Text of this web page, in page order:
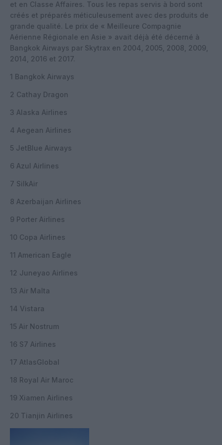
et en Classe Affaires. Tous les repas servis à bord sont
créés et préparés méticuleusement avec des produits de
grande qualité. Le prix de « Meilleure Compagnie
Aérienne Régionale en Asie » avait déjà été décerné à
Bangkok Airways par Skytrax en 2004, 2005, 2008, 2009,
2014, 2016 et 2017.
1 Bangkok Airways
2 Cathay Dragon
3 Alaska Airlines
4 Aegean Airlines
5 JetBlue Airways
6 Azul Airlines
7 SilkAir
8 Azerbaijan Airlines
9 Porter Airlines
10 Copa Airlines
11 American Eagle
12 Juneyao Airlines
13 Air Malta
14 Vistara
15 Air Nostrum
16 S7 Airlines
17 AtlasGlobal
18 Royal Air Maroc
19 Xiamen Airlines
20 Tianjin Airlines